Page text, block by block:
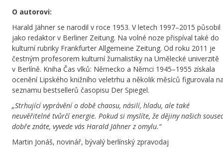
O autorovi:
Harald Jähner se narodil v roce 1953. V letech 1997–2015 působil
jako redaktor v Berliner Zeitung. Na volné noze přispíval také do
kulturní rubriky Frankfurter Allgemeine Zeitung. Od roku 2011 je
čestným profesorem kulturní žurnalistiky na Umělecké univerzitě
v Berlíně. Kniha Čas vlků: Německo a Němci 1945–1955 získala
ocenění Lipského knižního veletrhu a několik měsíců figurovala
seznamu bestsellerů časopisu Der Spiegel.
„Strhující vyprávění o době chaosu, násilí, hladu, ale také
neuvěřitelné tvůrčí energie. Pokud si myslíte, že dějiny našich
dobře znáte, vyvede vás Harald Jähner z omylu.“
Martin Jonáš, novinář, bývalý berlínský zpravodaj